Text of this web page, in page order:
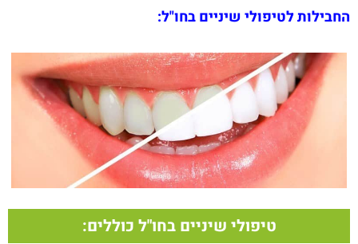
החבילות לטיפולי שיניים בחו"ל:
טיפולי שיניים בחו"ל כוללים: